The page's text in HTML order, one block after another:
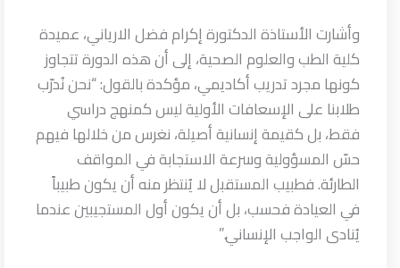
وأشارت الأستاذة الدكتورة إكرام فضل الارياني، عميدة
كلية الطب والعلوم الصحية، إلى أن هذه الدورة تتجاوز
كونها مجرد تدريب أكاديمي، مؤكدة بالقول: “نحن نُدرّب
طلابنا على الإسعافات الأولية ليس كمنهج دراسي
فقط، بل كقيمة إنسانية أصيلة، نغرس من خلالها فيهم
حسّ المسؤولية وسرعة الاستجابة في المواقف
الطارئة. فطبيب المستقبل لا يُنتظر منه أن يكون طبيباً
في العيادة فحسب، بل أن يكون أول المستجيبين عندما
يُنادى الواجب الإنساني.”